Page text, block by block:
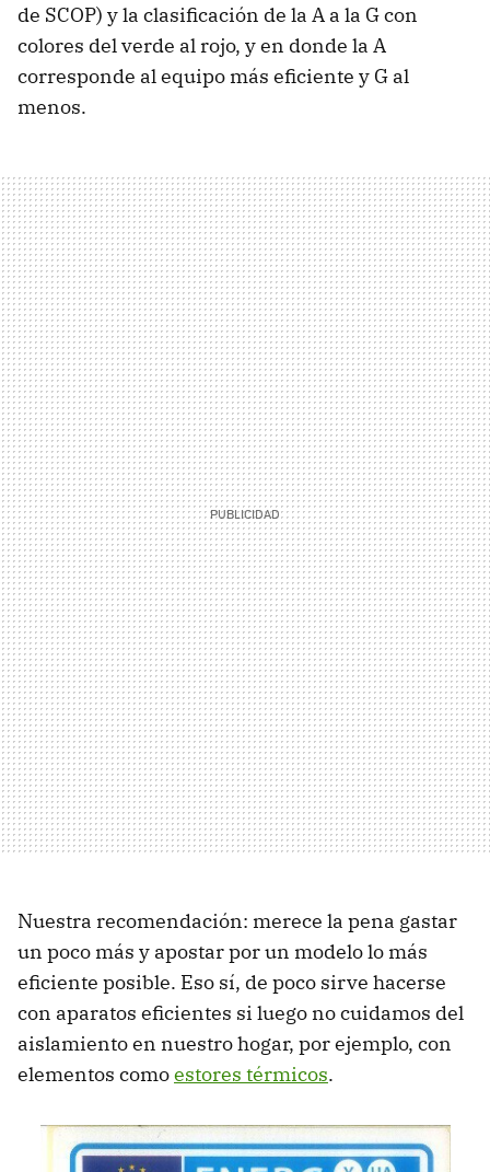
de SCOP) y la clasificación de la A a la G con
colores del verde al rojo, y en donde la A
corresponde al equipo más eficiente y G al
menos.
Nuestra recomendación: merece la pena gastar
un poco más y apostar por un modelo lo más
eficiente posible. Eso sí, de poco sirve hacerse
con aparatos eficientes si luego no cuidamos del
aislamiento en nuestro hogar, por ejemplo, con
elementos comoestores térmicos.